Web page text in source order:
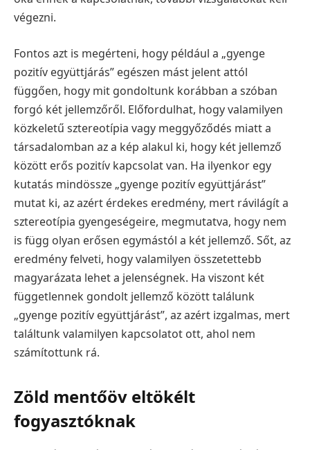
végezni.
Fontos azt is megérteni, hogy például a „gyenge
pozitív együttjárás” egészen mást jelent attól
függően, hogy mit gondoltunk korábban a szóban
forgó két jellemzőről. Előfordulhat, hogy valamilyen
közkeletű sztereotípia vagy meggyőződés miatt a
társadalomban az a kép alakul ki, hogy két jellemző
között erős pozitív kapcsolat van. Ha ilyenkor egy
kutatás mindössze „gyenge pozitív együttjárást”
mutat ki, az azért érdekes eredmény, mert rávilágít a
sztereotípia gyengeségeire, megmutatva, hogy nem
is függ olyan erősen egymástól a két jellemző. Sőt, az
eredmény felveti, hogy valamilyen összetettebb
magyarázata lehet a jelenségnek. Ha viszont két
függetlennek gondolt jellemző között találunk
„gyenge pozitív együttjárást”, az azért izgalmas, mert
találtunk valamilyen kapcsolatot ott, ahol nem
számítottunk rá.
Zöld mentőöv eltökélt
fogyasztóknak